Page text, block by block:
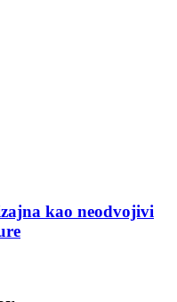
kao neodvojivi